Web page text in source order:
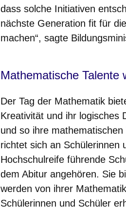
dass solche Initiativen
nächste Generation fit für
machen“, sagte
Mathematische Talente
Der Tag der Mathematik
Kreativität und ihr logisches
und so ihre
richtet sich an Schülerinnen
Hochschulreife führende
dem Abitur angehören. Sie
werden von ihrer
Schülerinnen und Schüler